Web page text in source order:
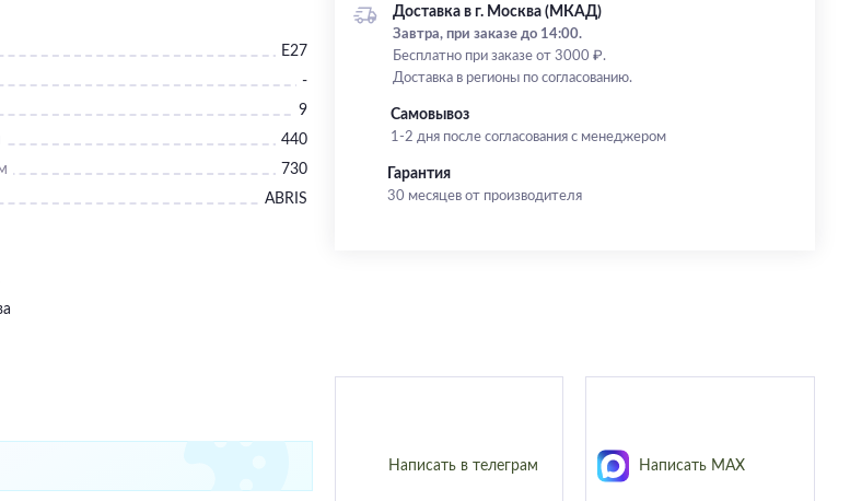
E27
-
9
440
730
ABRIS
Доставка в г. Москва (МКАД)
Завтра, при заказе до 14:00.
Бесплатно при заказе от 3000 ₽.
Доставка в регионы по согласованию.
Самовывоз
1-2 дня после согласования с менеджером
Гарантия
30 месяцев от производителя
Написать в телеграм Написать MAX